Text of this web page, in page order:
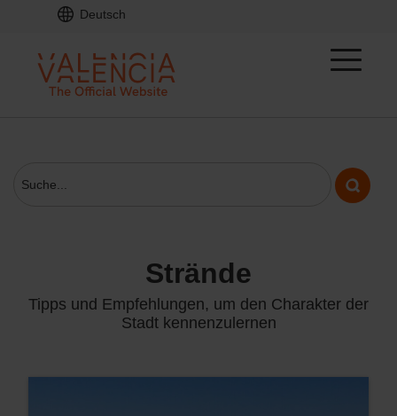
Deutsch
strände
Tipps und Empfehlungen, um den Charakter der
Stadt kennenzulernen